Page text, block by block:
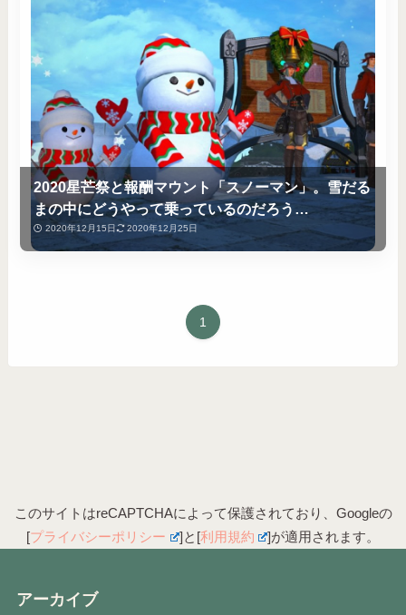
2020星芒祭と報酬マウント「スノーマン」。雪だる
まの中にどうやって乗っているのだろう…
2020年12月15日 2020年12月25日
1
このサイトはreCAPTCHAによって保護されており、Googleの
[プライバシーポリシー ]と[利用規約 ]が適用されます。
アーカイブ